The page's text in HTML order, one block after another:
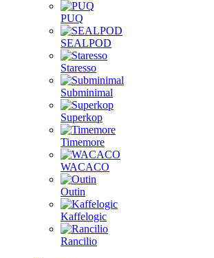
PUQ
SEALPOD
Staresso
Subminimal
Superkop
Timemore
WACACO
Outin
Kaffelogic
Rancilio